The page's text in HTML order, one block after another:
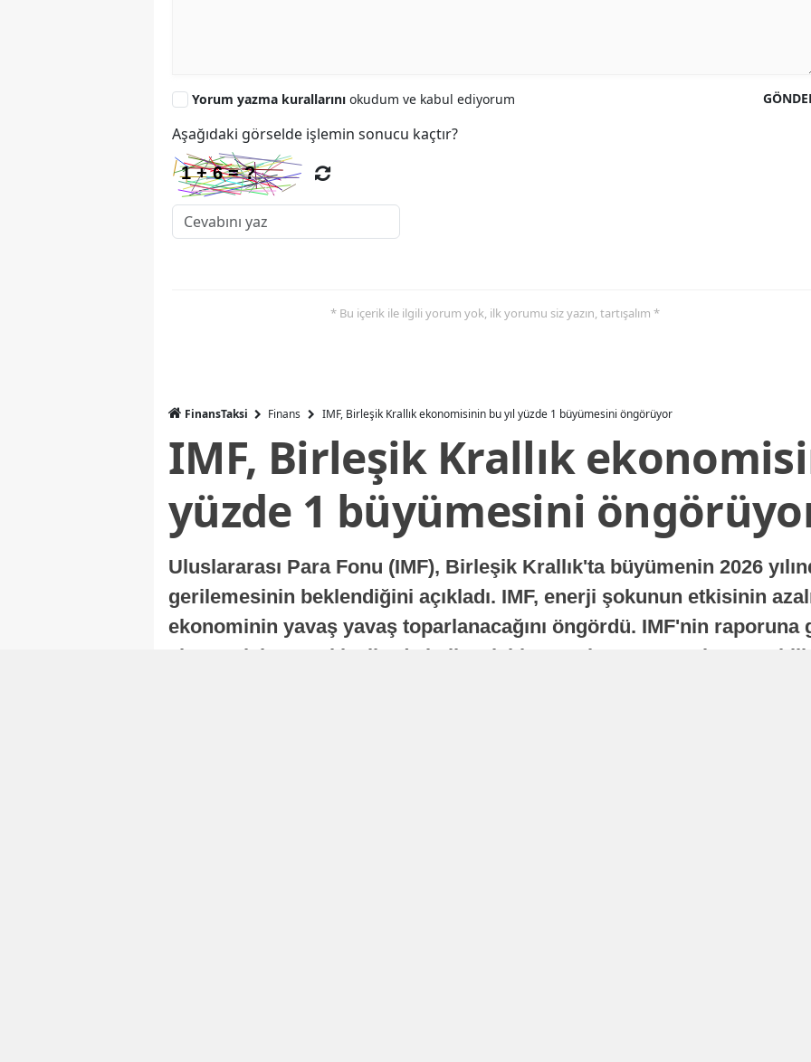
Yorum yazma kurallarını okudum ve kabul ediyorum
Aşağıdaki görselde işlemin sonucu kaçtır?
* Bu içerik ile ilgili yorum yok, ilk yorumu siz yazın, tartışalım *
FinansTaksi Finans IMF, Birleşik Krallık ekonomisinin bu yıl yüzde 1 büyümesini öngörüyor
IMF, Birleşik Krallık
yüzde 1 büyümesini
Uluslararası Para Fonu (IMF), Birleşik Krallık'ta büyümenin 2026
gerilemesinin beklendiğini açıkladı. IMF, enerji şokunun etkisinin
ekonominin yavaş yavaş toparlanacağını öngördü. IMF'nin raporuna
ekonomisi, sonraki yıllarda istikrarlı bir toparlanma süreci